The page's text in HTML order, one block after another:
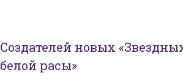
Создателей новых
белой расы»